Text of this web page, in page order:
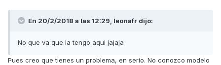
En 20/2/2018 a las 12:29, leonafr dijo:
No que va que la tengo aqui jajaja
Pues creo que tienes un problema, en serio. No conozco modelo